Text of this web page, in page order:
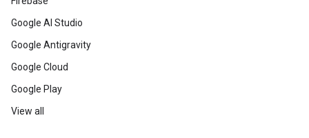
Google AI Studio
Google Antigravity
Google Cloud
Google Play
View all